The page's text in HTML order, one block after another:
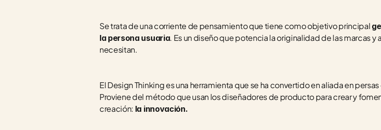
Se trata de una corriente de pensamiento que tiene como objetivo principal
la persona usuaria. Es un diseño que potencia la originalidad de las marcas y
necesitan.
El Design Thinking es una herramienta que se ha convertido en aliada en
Proviene del método que usan los diseñadores de producto para crear y
creación: la innovación.